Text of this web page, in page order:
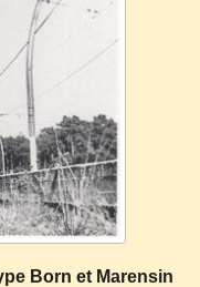
Born et Marensin